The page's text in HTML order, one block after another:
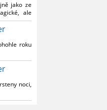
fanouška
Alita:
2049,
i
začalo.
modlit a
kudos za
výsadu
jako ze
ale
Ricka a
dá opět
roku
noci,